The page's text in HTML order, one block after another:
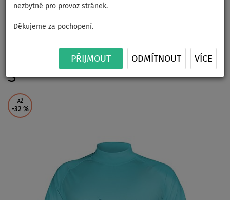
nezbytné pro provoz stránek.
Děkujeme za pochopení.
PŘIJMOUT ODMÍTNOUT VÍCE
Tričko pánské
PADDLEBOARDING LIGHT BLUE
lycra dlouhý rukáv - velikost:
S
AŽ
-32 %